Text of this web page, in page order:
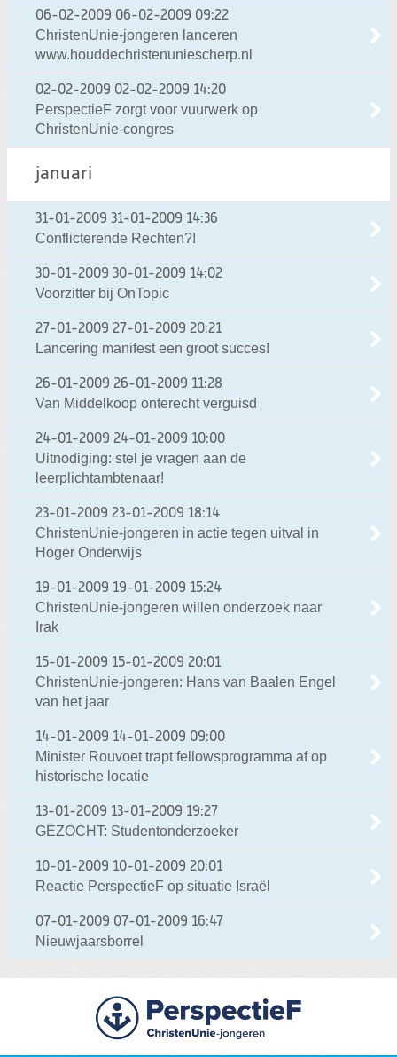
06-02-2009 06-02-2009 09:22
ChristenUnie-jongeren lanceren
www.houddechristenuniescherp.nl
02-02-2009 02-02-2009 14:20
PerspectieF zorgt voor vuurwerk op
ChristenUnie-congres
januari
31-01-2009 31-01-2009 14:36
Conflicterende Rechten?!
30-01-2009 30-01-2009 14:02
Voorzitter bij OnTopic
27-01-2009 27-01-2009 20:21
Lancering manifest een groot succes!
26-01-2009 26-01-2009 11:28
Van Middelkoop onterecht verguisd
24-01-2009 24-01-2009 10:00
Uitnodiging: stel je vragen aan de
leerplichtambtenaar!
23-01-2009 23-01-2009 18:14
ChristenUnie-jongeren in actie tegen uitval in
Hoger Onderwijs
19-01-2009 19-01-2009 15:24
ChristenUnie-jongeren willen onderzoek naar
Irak
15-01-2009 15-01-2009 20:01
ChristenUnie-jongeren: Hans van Baalen Engel
van het jaar
14-01-2009 14-01-2009 09:00
Minister Rouvoet trapt fellowsprogramma af op
historische locatie
13-01-2009 13-01-2009 19:27
GEZOCHT: Studentonderzoeker
10-01-2009 10-01-2009 20:01
Reactie PerspectieF op situatie Israël
07-01-2009 07-01-2009 16:47
Nieuwjaarsborrel